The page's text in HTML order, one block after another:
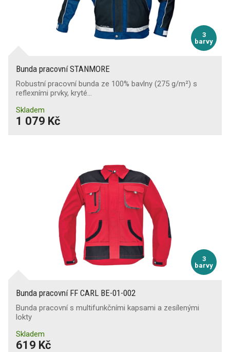
3
barvy
Bunda pracovní STANMORE
Robustní pracovní bunda ze 100% bavlny (275 g/m²) s
reflexními prvky, kryté…
Skladem
1 079 Kč
3
barvy
Bunda pracovní FF CARL BE-01-002
Bunda pracovní s multifunkčními kapsami a zesílenými
lokty
Skladem
619 Kč